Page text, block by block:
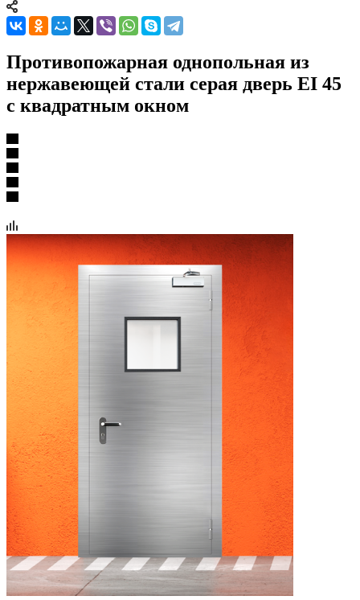
Противопожарная однопольная из
нержавеющей стали серая дверь EI 45
с квадратным окном